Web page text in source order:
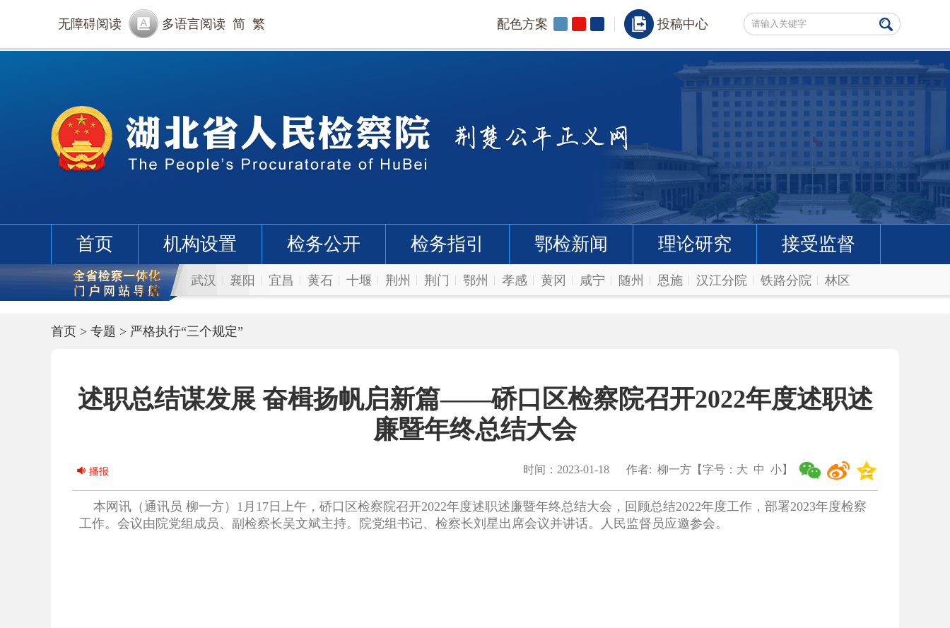
无障碍阅读 多语言阅读 简 繁 配色方案 投稿中心
首页 机构设置 检务公开 检务指引 鄂检新闻 理论研究 接受监督
武汉 襄阳 宜昌 黄石 十堰 荆州 荆门 鄂州 孝感 黄冈 咸宁 随州 恩施 汉江分院 铁路分院 林区
首页 > 专题 > 严格执行“三个规定”
述职总结谋发展 奋楫扬帆启新篇——硚口区检察院召开2022年度述职述
廉暨年终总结大会
【字号： 大 中 小】
播报 时间：2023-01-18 作者: 柳一方
本网讯（通讯员 柳一方）1月17日上午，硚口区检察院召开2022年度述职述廉暨年终总结大会，回顾总结2022年度工作，部署2023年度检察
工作。会议由院党组成员、副检察长吴文斌主持。院党组书记、检察长刘星出席会议并讲话。人民监督员应邀参会。